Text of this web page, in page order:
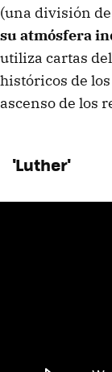
(una división
su atmósfera
utiliza cartas
históricos de
ascenso de los
'Luther'